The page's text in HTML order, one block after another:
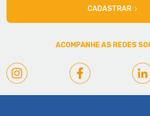
CADASTRAR
ACOMPANHE AS REDES